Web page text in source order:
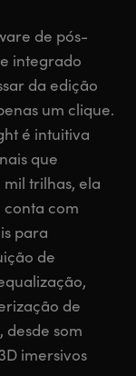
de pós-
integrado
da edição
um clique.
é intuitiva
que
trilhas, ela
conta com
para
de
de
desde som
imersivos